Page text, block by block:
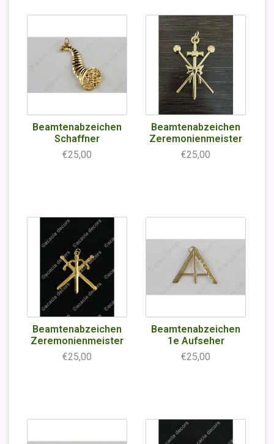
Beamtenabzeichen
Schaffner
€25,00
Beamtenabzeichen
Zeremonienmeister
€25,00
Beamtenabzeichen
Zeremonienmeister
€25,00
Beamtenabzeichen
1e Aufseher
€25,00